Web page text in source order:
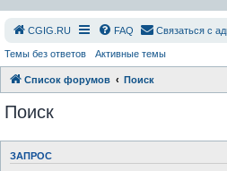
СGIG.RU FAQ Связаться с
Темы без ответов Активные темы
Список форумов Поиск
Поиск
ЗАПРОС